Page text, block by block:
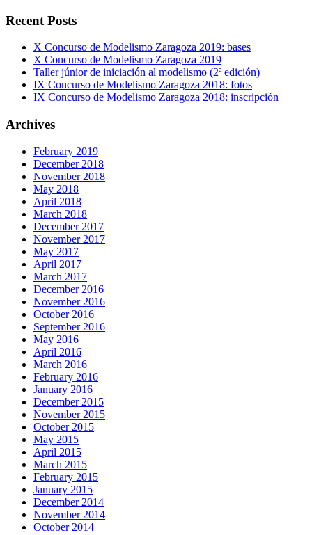
Recent Posts
X Concurso de Modelismo Zaragoza 2019: bases
X Concurso de Modelismo Zaragoza 2019
Taller júnior de iniciación al modelismo (2ª edición)
IX Concurso de Modelismo Zaragoza 2018: fotos
IX Concurso de Modelismo Zaragoza 2018: inscripción
Archives
February 2019
December 2018
November 2018
May 2018
April 2018
March 2018
December 2017
November 2017
May 2017
April 2017
March 2017
December 2016
November 2016
October 2016
September 2016
May 2016
April 2016
March 2016
February 2016
January 2016
December 2015
November 2015
October 2015
May 2015
April 2015
March 2015
February 2015
January 2015
December 2014
November 2014
October 2014